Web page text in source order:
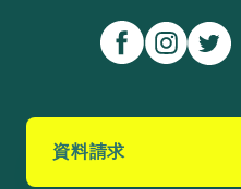
資料請求